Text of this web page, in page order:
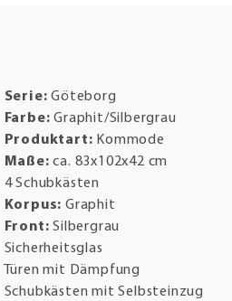
Serie: Göteborg
Farbe: Graphit/Silbergrau
Produktart: Kommode
Maße:ca. 83x102x42 cm
4 Schubkästen
Korpus:Graphit
Front:Silbergrau
Sicherheitsglas
Türen mit Dämpfung
Schubkästen mit Selbsteinzug